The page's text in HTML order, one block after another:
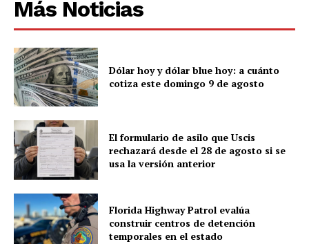
Más Noticias
Dólar hoy y dólar blue hoy: a cuánto
cotiza este domingo 9 de agosto
El formulario de asilo que Uscis
rechazará desde el 28 de agosto si se
usa la versión anterior
Florida Highway Patrol evalúa
construir centros de detención
temporales en el estado